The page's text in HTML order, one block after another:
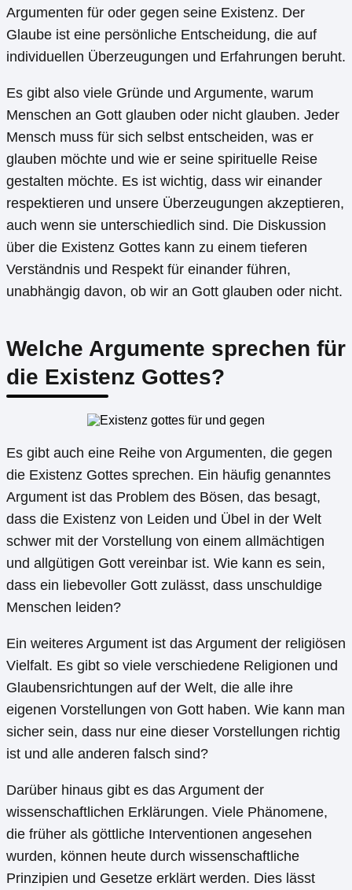
Argumenten für oder gegen seine Existenz. Der
Glaube ist eine persönliche Entscheidung, die auf
individuellen Überzeugungen und Erfahrungen beruht.
Es gibt also viele Gründe und Argumente, warum
Menschen an Gott glauben oder nicht glauben. Jeder
Mensch muss für sich selbst entscheiden, was er
glauben möchte und wie er seine spirituelle Reise
gestalten möchte. Es ist wichtig, dass wir einander
respektieren und unsere Überzeugungen akzeptieren,
auch wenn sie unterschiedlich sind. Die Diskussion
über die Existenz Gottes kann zu einem tieferen
Verständnis und Respekt für einander führen,
unabhängig davon, ob wir an Gott glauben oder nicht.
Welche Argumente sprechen für
die Existenz Gottes?
Es gibt auch eine Reihe von Argumenten, die gegen
die Existenz Gottes sprechen. Ein häufig genanntes
Argument ist das Problem des Bösen, das besagt,
dass die Existenz von Leiden und Übel in der Welt
schwer mit der Vorstellung von einem allmächtigen
und allgütigen Gott vereinbar ist. Wie kann es sein,
dass ein liebevoller Gott zulässt, dass unschuldige
Menschen leiden?
Ein weiteres Argument ist das Argument der religiösen
Vielfalt. Es gibt so viele verschiedene Religionen und
Glaubensrichtungen auf der Welt, die alle ihre
eigenen Vorstellungen von Gott haben. Wie kann man
sicher sein, dass nur eine dieser Vorstellungen richtig
ist und alle anderen falsch sind?
Darüber hinaus gibt es das Argument der
wissenschaftlichen Erklärungen. Viele Phänomene,
die früher als göttliche Interventionen angesehen
wurden, können heute durch wissenschaftliche
Prinzipien und Gesetze erklärt werden. Dies lässt